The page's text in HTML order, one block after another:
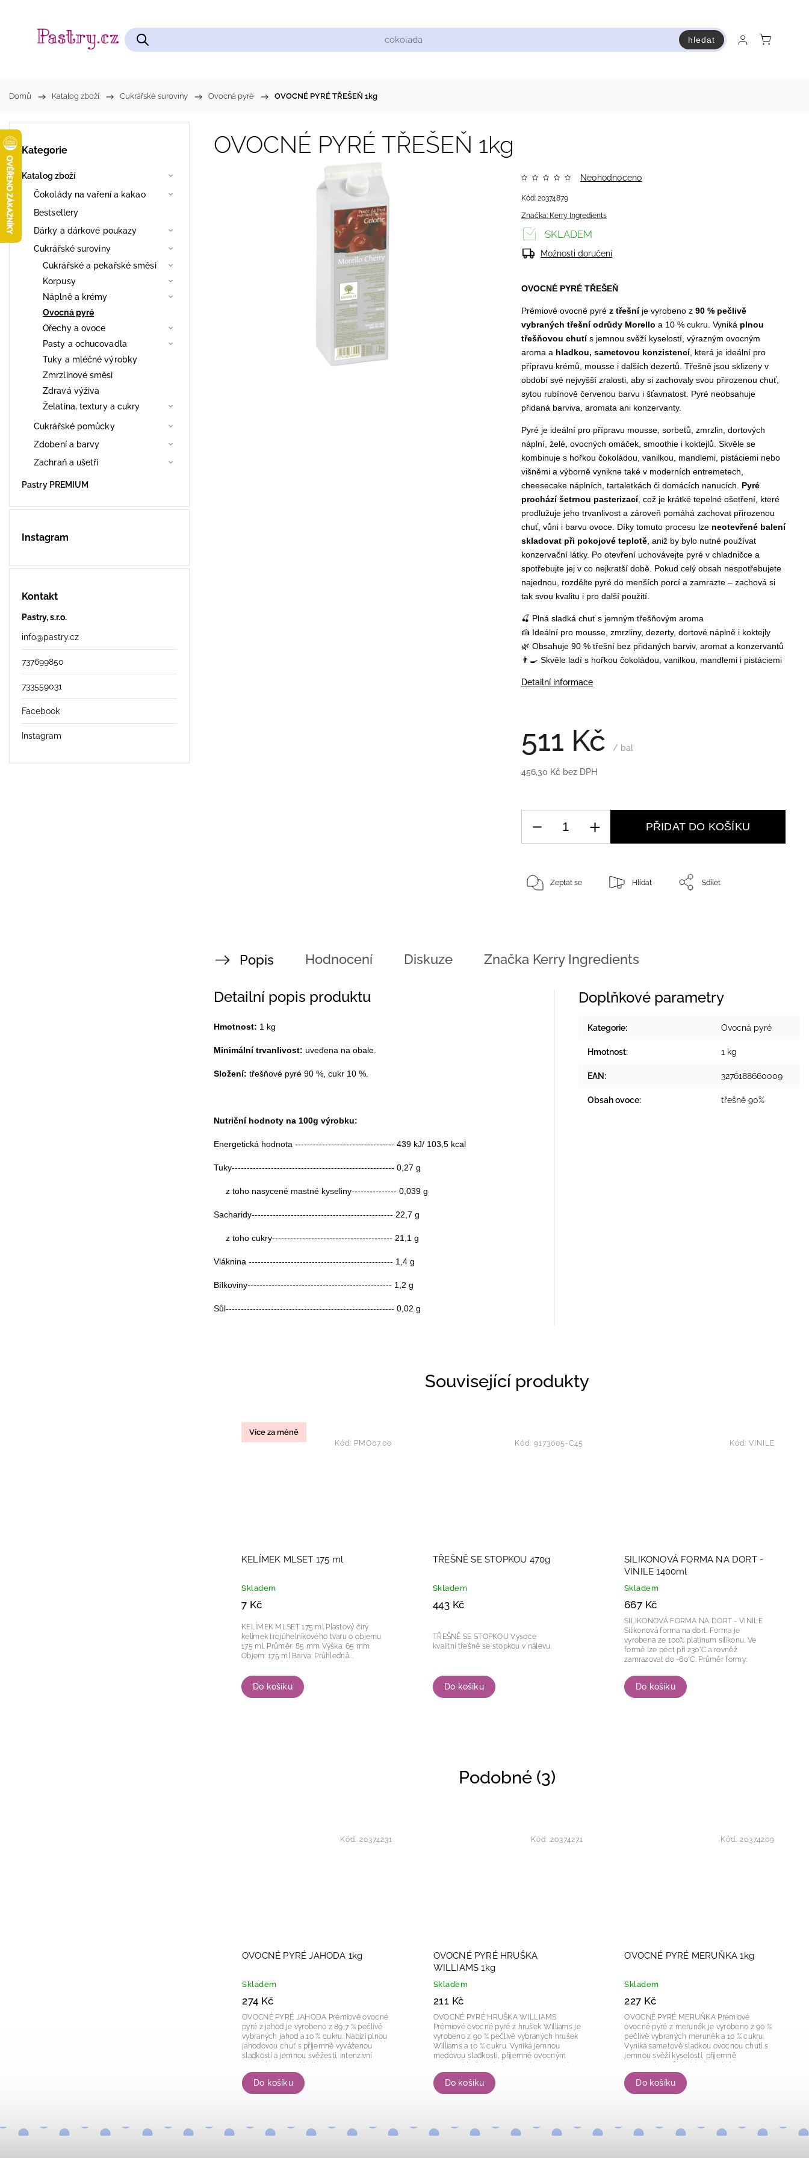
hledat
Domů / Katalog zboží / Cukrářské suroviny / Ovocná pyré / OVOCNÉ PYRÉ TŘEŠEŇ 1kg
Kategorie
Katalog zboží
Čokolády na vaření a kakao
Bestsellery
Dárky a dárkové poukazy
Cukrářské suroviny
Cukrářské a pekařské směsi
Korpusy
Náplně a krémy
Ovocná pyré
Ořechy a ovoce
Pasty a ochucovadla
Tuky a mléčné výrobky
Zmrzlinové směsi
Zdravá výživa
Želatina, textury a cukry
Cukrářské pomůcky
Zdobení a barvy
Zachraň a ušetři
Pastry PREMIUM
Instagram
Kontakt
Pastry, s.r.o.
info@pastry.cz
737699850
733559031
Facebook
Instagram
OVOCNÉ PYRÉ TŘEŠEŇ 1kg
Značka: Kerry Ingredients
Neohodnoceno
511 Kč / bal
456,30 Kč bez DPH
Kód: 20374879
OVOCNÉ PYRÉ TŘEŠEŇ
Prémiové ovocné pyré z třešníje vyrobeno z 90 % pečlivě
vybraných třešní odrůdy Morello a 10 % cukru. Vyniká plnou
třešňovou chutís jemnou svěží kyselostí, výrazným ovocným
aroma a hladkou, sametovou konzistencí, která je ideální pro
přípravu krémů, mousse i dalších dezertů. Třešně jsou sklizeny v
období své nejvyšší zralosti, aby si zachovaly svou přirozenou chuť,
sytou rubínově červenou barvu i šťavnatost. Pyré neobsahuje
přidaná barviva, aromata ani konzervanty.
Pyré je ideální pro přípravu mousse, sorbetů, zmrzlin, dortových
náplní, želé, ovocných omáček, smoothie i koktejlů. Skvěle se
kombinuje s hořkou čokoládou, vanilkou, mandlemi, pistáciemi nebo
višněmi a výborně vynikne také v moderních entremetech,
cheesecake náplních, tartaletkách či domácích nanucích. Pyré
prochází šetrnou pasterizací, což je krátké tepelné ošetření, které
prodlužuje jeho trvanlivost a zároveň pomáhá zachovat přirozenou
chuť, vůni i barvu ovoce. Díky tomuto procesu lze neotevřené balení
skladovat při pokojové teplotě, aniž by bylo nutné používat
konzervační látky. Po otevření uchovávejte pyré v chladničce a
spotřebujte jej v co nejkratší době. Pokud celý obsah nespotřebujete
najednou, rozdělte pyré do menších porcí a zamrazte – zachová si
tak svou kvalitu i pro další použití.
🍒 Plná sladká chuť s jemným třešňovým aroma
🍰 Ideální pro mousse, zmrzliny, dezerty, dortové náplně i koktejly
🌿 Obsahuje 90 % třešní bez přidaných barviv, aromat a konzervantů
👨‍🍳 Skvěle ladí s hořkou čokoládou, vanilkou, mandlemi i pistáciemi
Detailní informace
SKLADEM
Možnosti doručení
PŘIDAT DO KOŠÍKU
Zeptat se Hlídat Sdílet
Popis Hodnocení Diskuze Značka Kerry Ingredients
Detailní popis produktu
Hmotnost: 1 kg
Minimální trvanlivost: uvedena na obale.
Složení: třešňové pyré 90 %, cukr 10 %.
Nutriční hodnoty na 100g výrobku:
Energetická hodnota --------------------------------- 439 kJ/ 103,5 kcal
Tuky------------------------------------------------------ 0,27 g
z toho nasycené mastné kyseliny--------------- 0,039 g
Sacharidy----------------------------------------------- 22,7 g
z toho cukry---------------------------------------- 21,1 g
Vláknina ------------------------------------------------ 1,4 g
Bílkoviny------------------------------------------------ 1,2 g
Sůl-------------------------------------------------------- 0,02 g
Doplňkové parametry
Kategorie: Ovocná pyré
Hmotnost: 1 kg
EAN : 3276188660009
Obsah ovoce: třešně 90%
Související produkty
Více za méně
KELÍMEK MLSET 175 ml
Skladem
7 Kč
Do košíku
KELÍMEK MLSET 175 ml Plastový čirý
kelímek trojúhelníkového tvaru o objemu
175 ml. Průměr: 85 mm Výška: 65 mm
Objem: 175 ml Barva: Průhledná...
Kód: PMO07.00
TŘEŠNĚ SE STOPKOU 470g
Skladem
443 Kč
Do košíku
TŘEŠNĚ SE STOPKOU Vysoce
Kód: 9173005-C45
SILIKONOVÁ FORMA NA DORT -
VINILE 1400ml
Skladem
667 Kč
Do košíku
SILIKONOVÁ FORMA NA DORT - VINILE
Silikonová forma na dort. Forma je
vyrobena ze 100% platinum silikonu. Ve
formě lze péct při 230°C a rovněž
zamrazovat do -60°C. Průměr formy:
Kód: VINILE
Podobné (3)
OVOCNÉ PYRÉ JAHODA 1kg
Skladem
274 Kč
Do košíku
OVOCNÉ PYRÉ JAHODA Prémiové ovocné
pyré z jahod je vyrobeno z 89,7 % pečlivě
vybraných jahod a 10 % cukru. Nabízí plnou
jahodovou chuť s příjemně vyváženou
sladkostí a jemnou svěžestí, intenzivní
ovocné aroma a hladkou, sametovou...
Kód: 20374231
OVOCNÉ PYRÉ HRUŠKA
WILLIAMS 1kg
Skladem
211 Kč
Do košíku
OVOCNÉ PYRÉ HRUŠKA WILLIAMS
Prémiové ovocné pyré z hrušek Williams je
vyrobeno z 90 % pečlivě vybraných hrušek
Williams a 10 % cukru. Vyniká jemnou
medovou sladkostí, příjemně ovocným
aroma a hladkou, krémovou konzistencí,
která je ideální pro...
Kód:20374271
OVOCNÉ PYRÉ MERUŇKA 1kg
Skladem
227 Kč
Do košíku
OVOCNÉ PYRÉ MERUŇKA Prémiové
ovocné pyré z meruněk je vyrobeno z 90 %
pečlivě vybraných meruněk a 10 % cukru.
Vyniká sametově sladkou ovocnou chutí s
jemnou svěží kyselostí, příjemně
aromatickou vůní a hladkou, krémovou
konzistencí, která je...
Kód: 20374209